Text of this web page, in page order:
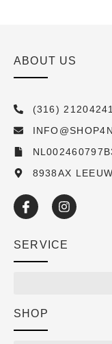
ABOUT US
(316) 21204241
8938AX
SERVICE
SHOP